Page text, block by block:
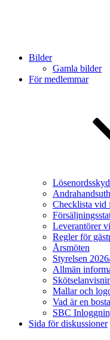
Bilder
Gamla bilder
För medlemmar
Checklista vid
Leverantörer
Regler för
Årsmöten
Styrelsen
Allmän
Mallar och
Vad är en
SBC
Sida för diskussioner